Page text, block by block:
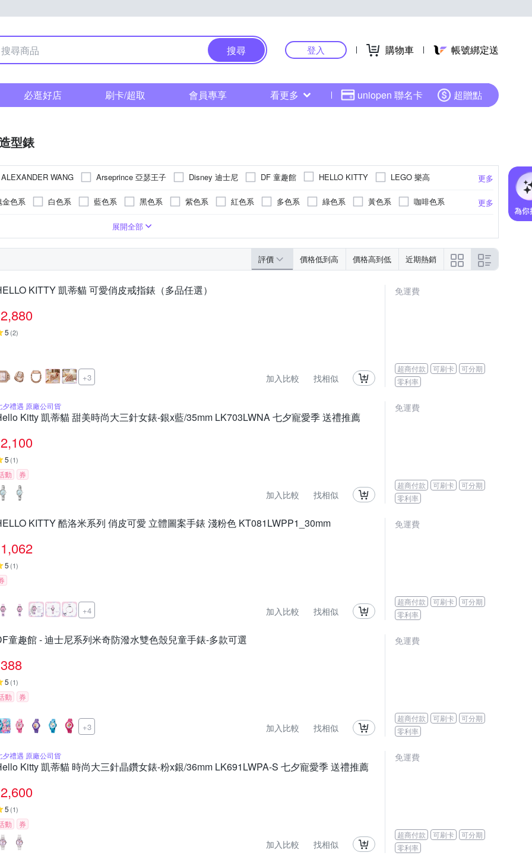
搜尋 登入 購物車 帳號綁定送
必逛好店 刷卡/超取 會員專享 看更多 uniopen 聯名卡 超贈點
型錶
更多
ALEXANDER WANG Arseprince 亞瑟王子 Disney 迪士尼 DF 童趣館 HELLO KITTY
LEGO 樂高
其他品牌
更多
金色系 白色系 藍色系 黑色系 紫色系 紅色系 多色系 綠色系 黃色系 咖啡色系
多色系
藍寶石水晶鏡面
橡膠/塑膠/矽膠/樹脂錶帶 皮革錶帶
無 蝴蝶釦
展開全部
評價 價格低到高 價格高到低 近期熱銷
KITTY 凱蒂貓 可愛俏皮戒指錶（多品任選）
2,880
5 (2)
+3 加入比較 找相似
免運費
超商付款 可刷卡
可分期
零利率
夕禮遇 原廠公司貨
Kitty 凱蒂貓 甜美時尚大三針女錶-銀x藍/35mm LK703LWNA 七夕寵愛季 送禮推薦
2,100
5 (1)
動 券
加入比較 找相似
免運費
超商付款 可刷卡
可分期
零利率
KITTY 酷洛米系列 俏皮可愛 立體圖案手錶 淺粉色 KT081LWPP1_30mm
1,062
5 (1)
+4 加入比較 找相似
免運費
超商付款 可刷卡
可分期
零利率
童趣館 - 迪士尼系列米奇防潑水雙色殼兒童手錶-多款可選
388
5 (1)
動 券
+3 加入比較 找相似
免運費
超商付款 可刷卡
可分期
零利率
夕禮遇 原廠公司貨
Kitty 凱蒂貓 時尚大三針晶鑽女錶-粉x銀/36mm LK691LWPA-S 七夕寵愛季 送禮推薦
2,600
5 (1)
動 券
加入比較 找相似
免運費
超商付款 可刷卡
可分期
零利率